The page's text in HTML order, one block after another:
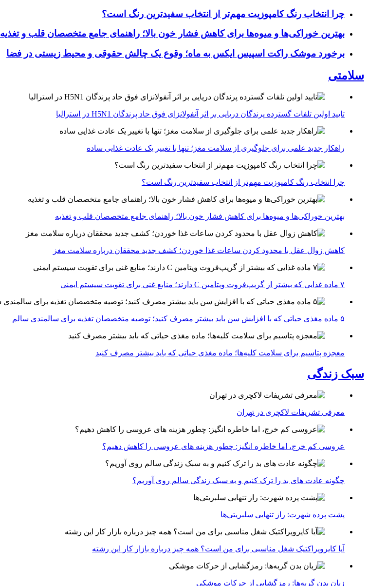
چرا انتخاب رنگ کامپوزیت مهم‌تر از انتخاب سفیدترین رنگ است؟
بهترین خوراکی‌ها و میوه‌ها برای کاهش فشار خون بالا؛ راهنمای جامع متخصصان قلب و تغذیه
برخورد موشک راکت اسپیس ایکس به ماه؛ وقوع یک چالش حقوقی و محیط زیستی در فضا
سلامتی
تایید اولین تلفات گسترده پرندگان دریایی بر اثر آنفولانزای فوق حاد پرندگان H5N1 در استرالیا
راهکار جدید علمی برای جلوگیری از سلامت مغز؛ تنها با تغییر یک عادت غذایی ساده
چرا انتخاب رنگ کامپوزیت مهم‌تر از انتخاب سفیدترین رنگ است؟
بهترین خوراکی‌ها و میوه‌ها برای کاهش فشار خون بالا؛ راهنمای جامع متخصصان قلب و تغذیه
کاهش زوال عقل با محدود کردن ساعات غذا خوردن؛ کشف جدید محققان درباره سلامت مغز
۷ ماده غذایی که بیشتر از گریپ‌فروت ویتامین C دارند؛ منابع غنی برای تقویت سیستم ایمنی
۵ ماده مغذی حیاتی که با افزایش سن باید بیشتر مصرف کنید؛ توصیه متخصصان تغذیه برای سالمندی سالم
معجزه پتاسیم برای سلامت کلیه‌ها؛ ماده مغذی حیاتی که باید بیشتر مصرف کنید
سبک زندگی
معرفی تشریفات لاکچری در تهران
عروسی کم خرج، اما خاطره انگیز: چطور هزینه های عروسی را کاهش دهیم؟
چگونه عادت‌ های بد را ترک کنیم و به سبک زندگی سالم روی آوریم؟
پشت پرده شهرت: راز تنهایی سلبریتی‌ها
آیا کایروپراکتیک شغل مناسبی برای من است؟ همه چیز درباره بازار کار این رشته
زبان بدن گربه‌ها: رمزگشایی از حرکات موشکی